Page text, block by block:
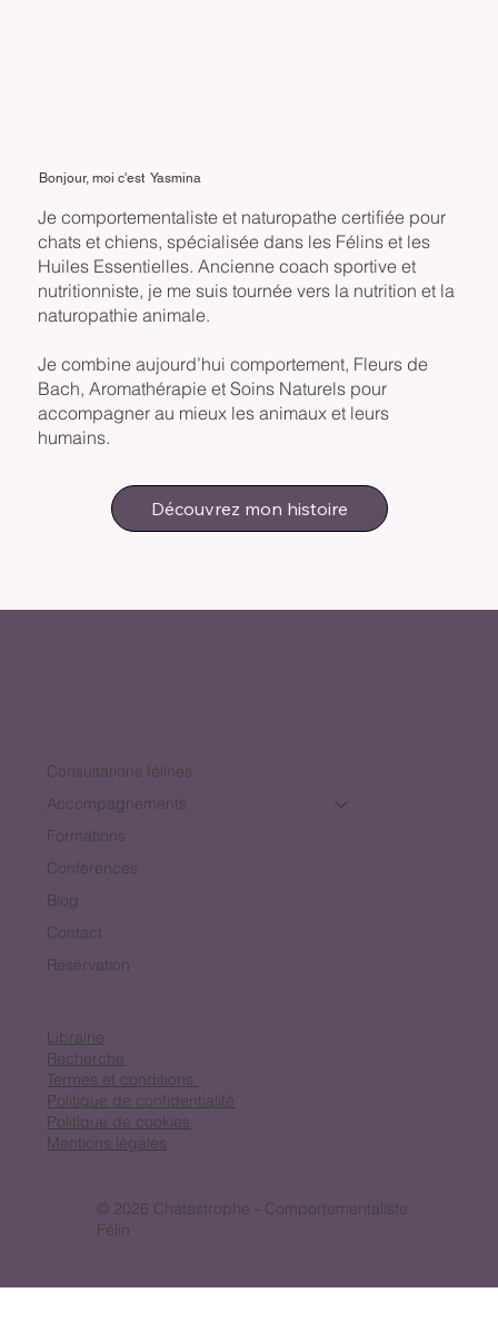
Bonjour, moi c'est Yasmina
Je comportementaliste et naturopathe certifiée pour
chats et chiens, spécialisée dans les Félins et les
Huiles Essentielles. Ancienne coach sportive et
nutritionniste, je me suis tournée vers la nutrition et la
naturopathie animale.
Je combine aujourd’hui comportement, Fleurs de
Bach, Aromathérapie et Soins Naturels pour
accompagner au mieux les animaux et leurs
humains.
Découvrez mon histoire
Consultations félines
Accompagnements
Formations
Conférences
Blog
Contact
Réservation
Librairie
Recherche
Termes et conditions
Politique de confidentialité
Politique de cookies
Mentions légales
© 2026 Chatastrophe - Comportementaliste
Félin